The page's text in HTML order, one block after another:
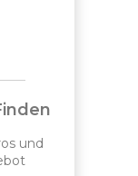
und